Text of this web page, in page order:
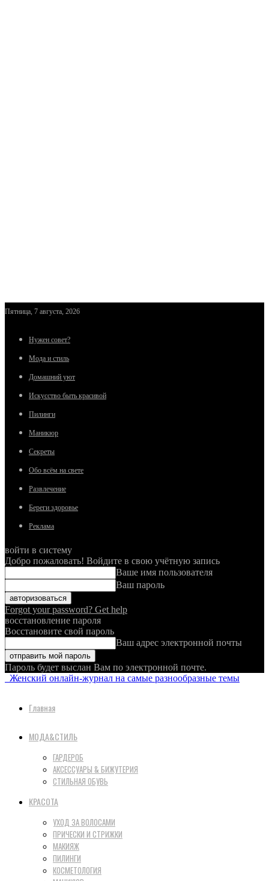
Пятница, 7 августа, 2026
Нужен совет?
Мода и стиль
Домашний уют
Искусство быть красивой
Пилинги
Маникюр
Секреты
Обо всём на свете
Развлечение
Береги здоровье
Реклама
войти в систему
Добро пожаловать! Войдите в свою учётную запись
Ваше имя пользователя
Ваш пароль
Forgot your password? Get help
восстановление пароля
Восстановите свой пароль
Ваш адрес электронной почты
Пароль будет выслан Вам по электронной почте.
Женский онлайн-журнал на самые разнообразные темы
Главная
МОДА&СТИЛЬ
ГАРДЕРОБ
АКСЕССУАРЫ & БИЖУТЕРИЯ
СТИЛЬНАЯ ОБУВЬ
КРАСОТА
УХОД ЗА ВОЛОСАМИ
ПРИЧЕСКИ И СТРИЖКИ
МАКИЯЖ
ПИЛИНГИ
КОСМЕТОЛОГИЯ